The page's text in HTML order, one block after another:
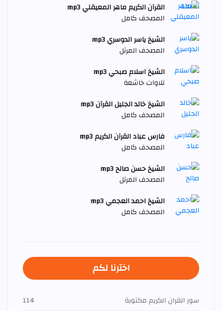
القرآن الكريم ماهر المعيقلي mp3
المصحف كامل
الشيخ ياسر الدوسري mp3
المصحف المرتل
الشيخ اسلام صبحي mp3
تلاوات خاشعة
الشيخ خالد الجليل القرآن mp3
المصحف كامل
فارس عباد القرآن الكريم mp3
المصحف كامل
الشيخ حسن صالح mp3
المصحف المرتل
الشيخ احمد العجمي mp3
المصحف كامل
اخترنا لكم
سور القران الكريم مكتوبة
114